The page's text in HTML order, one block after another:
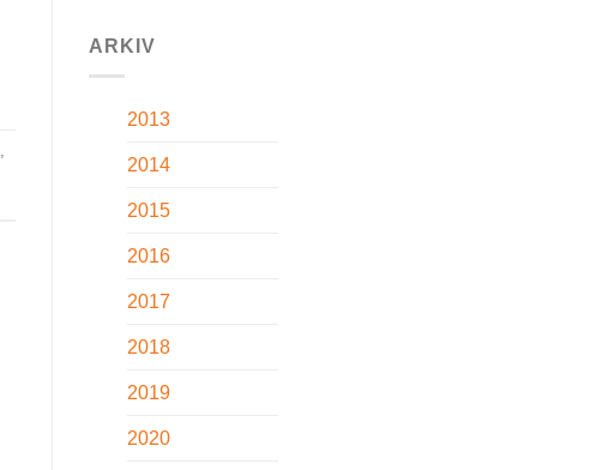
ARKIV
2013
2014
2015
2016
2017
2018
2019
2020